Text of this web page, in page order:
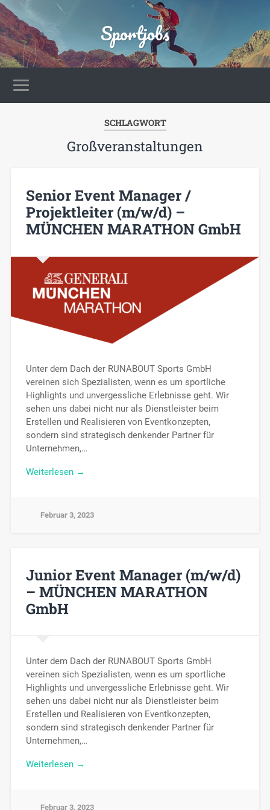
Sportjobs
SCHLAGWORT
Großveranstaltungen
Senior Event Manager /
Projektleiter (m/w/d) –
MÜNCHEN MARATHON GmbH
Unter dem Dach der RUNABOUT Sports GmbH
vereinen sich Spezialisten, wenn es um sportliche
Highlights und unvergessliche Erlebnisse geht. Wir
sehen uns dabei nicht nur als Dienstleister beim
Erstellen und Realisieren von Eventkonzepten,
sondern sind strategisch denkender Partner für
Unternehmen,…
Weiterlesen →
Februar 3, 2023
Junior Event Manager (m/w/d)
– MÜNCHEN MARATHON
GmbH
Unter dem Dach der RUNABOUT Sports GmbH
vereinen sich Spezialisten, wenn es um sportliche
Highlights und unvergessliche Erlebnisse geht. Wir
sehen uns dabei nicht nur als Dienstleister beim
Erstellen und Realisieren von Eventkonzepten,
sondern sind strategisch denkender Partner für
Unternehmen,…
Weiterlesen →
Februar 3, 2023